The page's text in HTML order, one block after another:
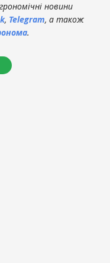
новини
, Telegram, а також
.